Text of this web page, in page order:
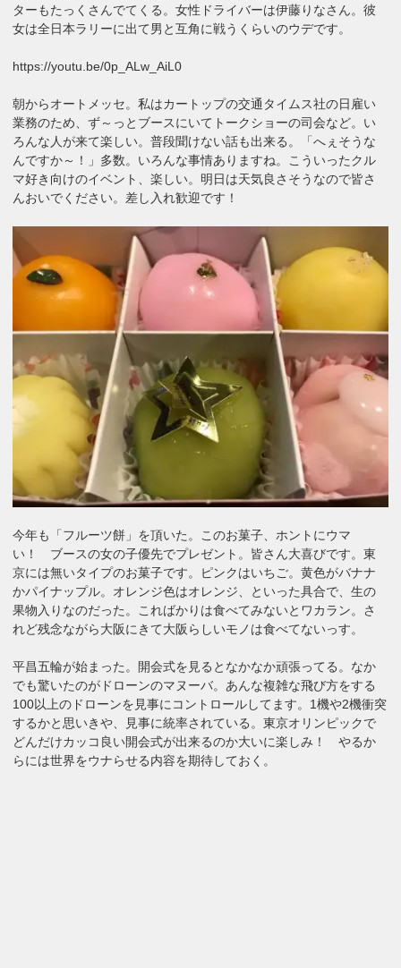
ターもたっくさんでてくる。女性ドライバーは伊藤りなさん。彼
女は全日本ラリーに出て男と互角に戦うくらいのウデです。
https://youtu.be/0p_ALw_AiL0
朝からオートメッセ。私はカートップの交通タイムス社の日雇い
業務のため、ず～っとブースにいてトークショーの司会など。い
ろんな人が来て楽しい。普段聞けない話も出来る。「へぇそうな
んですか～！」多数。いろんな事情ありますね。こういったクル
マ好き向けのイベント、楽しい。明日は天気良さそうなので皆さ
んおいでください。差し入れ歓迎です！
今年も「フルーツ餅」を頂いた。このお菓子、ホントにウマ
い！ ブースの女の子優先でプレゼント。皆さん大喜びです。東
京には無いタイプのお菓子です。ピンクはいちご。黄色がバナナ
かパイナップル。オレンジ色はオレンジ、といった具合で、生の
果物入りなのだった。こればかりは食べてみないとワカラン。さ
れど残念ながら大阪にきて大阪らしいモノは食べてないっす。
平昌五輪が始まった。開会式を見るとなかなか頑張ってる。なか
でも驚いたのがドローンのマヌーバ。あんな複雑な飛び方をする
100以上のドローンを見事にコントロールしてます。1機や2機衝突
するかと思いきや、見事に統率されている。東京オリンピックで
どんだけカッコ良い開会式が出来るのか大いに楽しみ！ やるか
らには世界をウナらせる内容を期待しておく。